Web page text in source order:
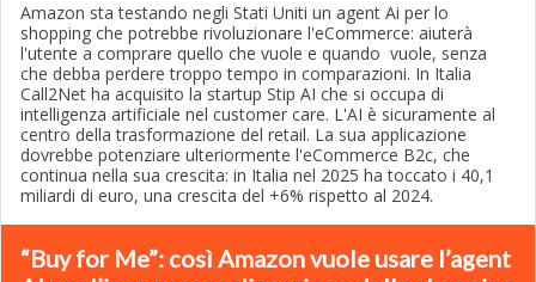
Amazon sta testando negli Stati Uniti un agent Ai per lo
shopping che potrebbe rivoluzionare l'eCommerce: aiuterà
l'utente a comprare quello che vuole e quando vuole, senza
che debba perdere troppo tempo in comparazioni. In Italia
Call2Net ha acquisito la startup Stip AI che si occupa di
intelligenza artificiale nel customer care. L'AI è sicuramente al
centro della trasformazione del retail. La sua applicazione
dovrebbe potenziare ulteriormente l'eCommerce B2c, che
continua nella sua crescita: in Italia nel 2025 ha toccato i 40,1
miliardi di euro, una crescita del +6% rispetto al 2024.
“Buy for Me”: così Amazon vuole usare l’agent